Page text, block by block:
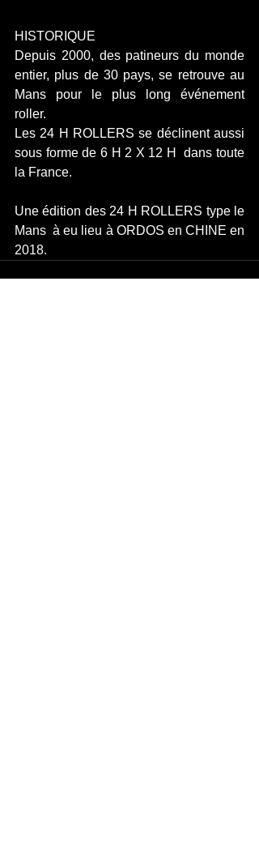
HISTORIQUE
Depuis 2000, des patineurs du monde
entier, plus de 30 pays, se retrouve au
Mans pour le plus long événement
roller.
Les 24 H ROLLERS se déclinent aussi
sous forme de 6 H 2 X 12 H  dans toute
la France.
Une édition des 24 H ROLLERS type le
Mans  à eu lieu à ORDOS en CHINE en
2018.